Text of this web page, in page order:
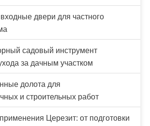
двери для частного
садовый инструмент
за дачным участком
долота для
и строительных работ
Церезит: от подготовки